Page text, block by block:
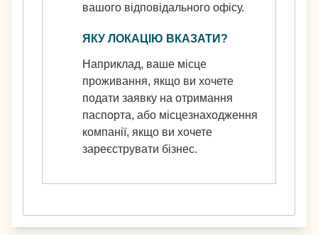
вашого відповідального офісу.
ЯКУ ЛОКАЦІЮ ВКАЗАТИ?
Наприклад, ваше місце
проживання, якщо ви хочете
подати заявку на отримання
паспорта, або місцезнаходження
компанії, якщо ви хочете
зареєструвати бізнес.